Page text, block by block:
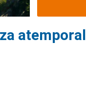
atemporal